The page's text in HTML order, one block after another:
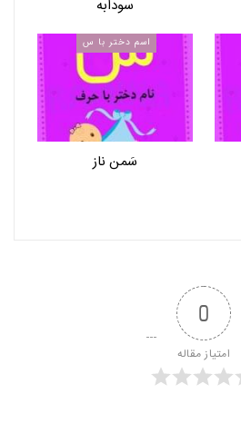
سودابه
اسم دختر با س
سَمن ناز
0
امتیاز مقاله